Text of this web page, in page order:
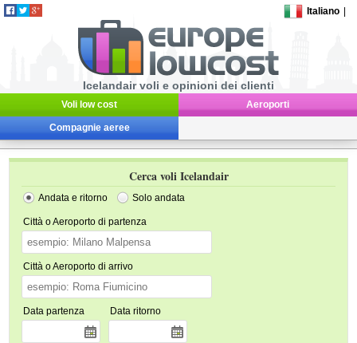
Italiano
Icelandair voli e opinioni dei clienti
Voli low cost Aeroporti
Compagnie aeree
Cerca voli Icelandair
Andata e ritorno Solo andata
Città o Aeroporto di partenza
Città o Aeroporto di arrivo
Data partenza Data ritorno